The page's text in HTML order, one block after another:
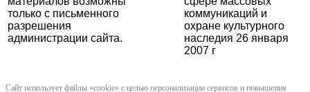
только с письменного
разрешения
администрации сайта.
коммуникаций и
охране культурного
наследия 26 января
2007 г
Сайт использует файлы «cookie» с целью персонализации сервисов и повышения